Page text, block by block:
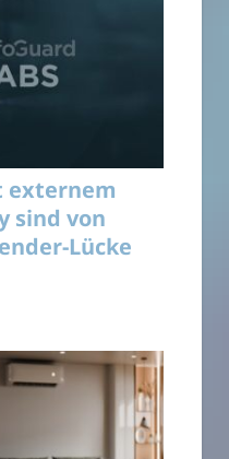
externem
sind von
Lücke